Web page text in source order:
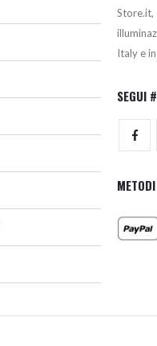
Store.it,
Italy e
SEGUI